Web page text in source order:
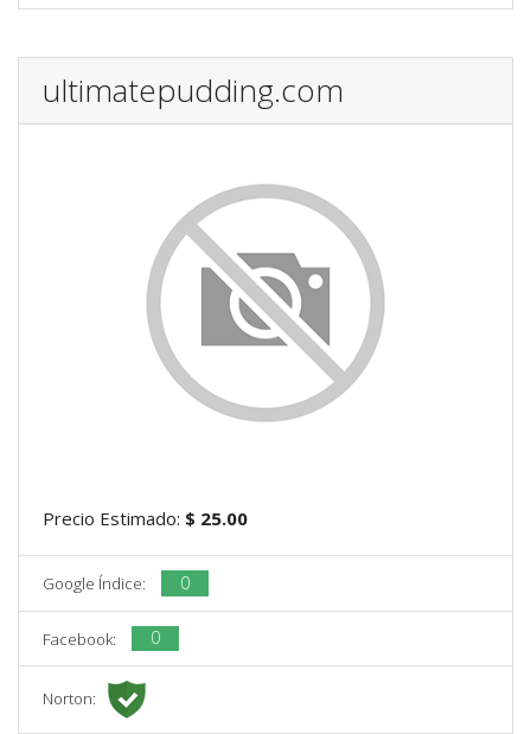
ultimatepudding.com
Precio Estimado: $ 25.00
Google Índice: 0
Facebook: 0
Norton: